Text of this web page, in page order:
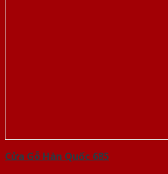
Cửa Gỗ Hàn Quốc 685